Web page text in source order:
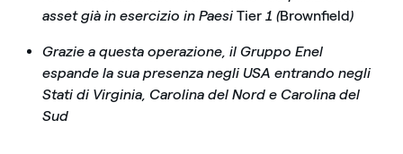
asset già in esercizio in Paesi Tier1 (Brownfield)
Grazie a questa operazione, il Gruppo Enel
espande la sua presenza negli USA entrando negli
Stati di Virginia, Carolina del Nord e Carolina del
Sud